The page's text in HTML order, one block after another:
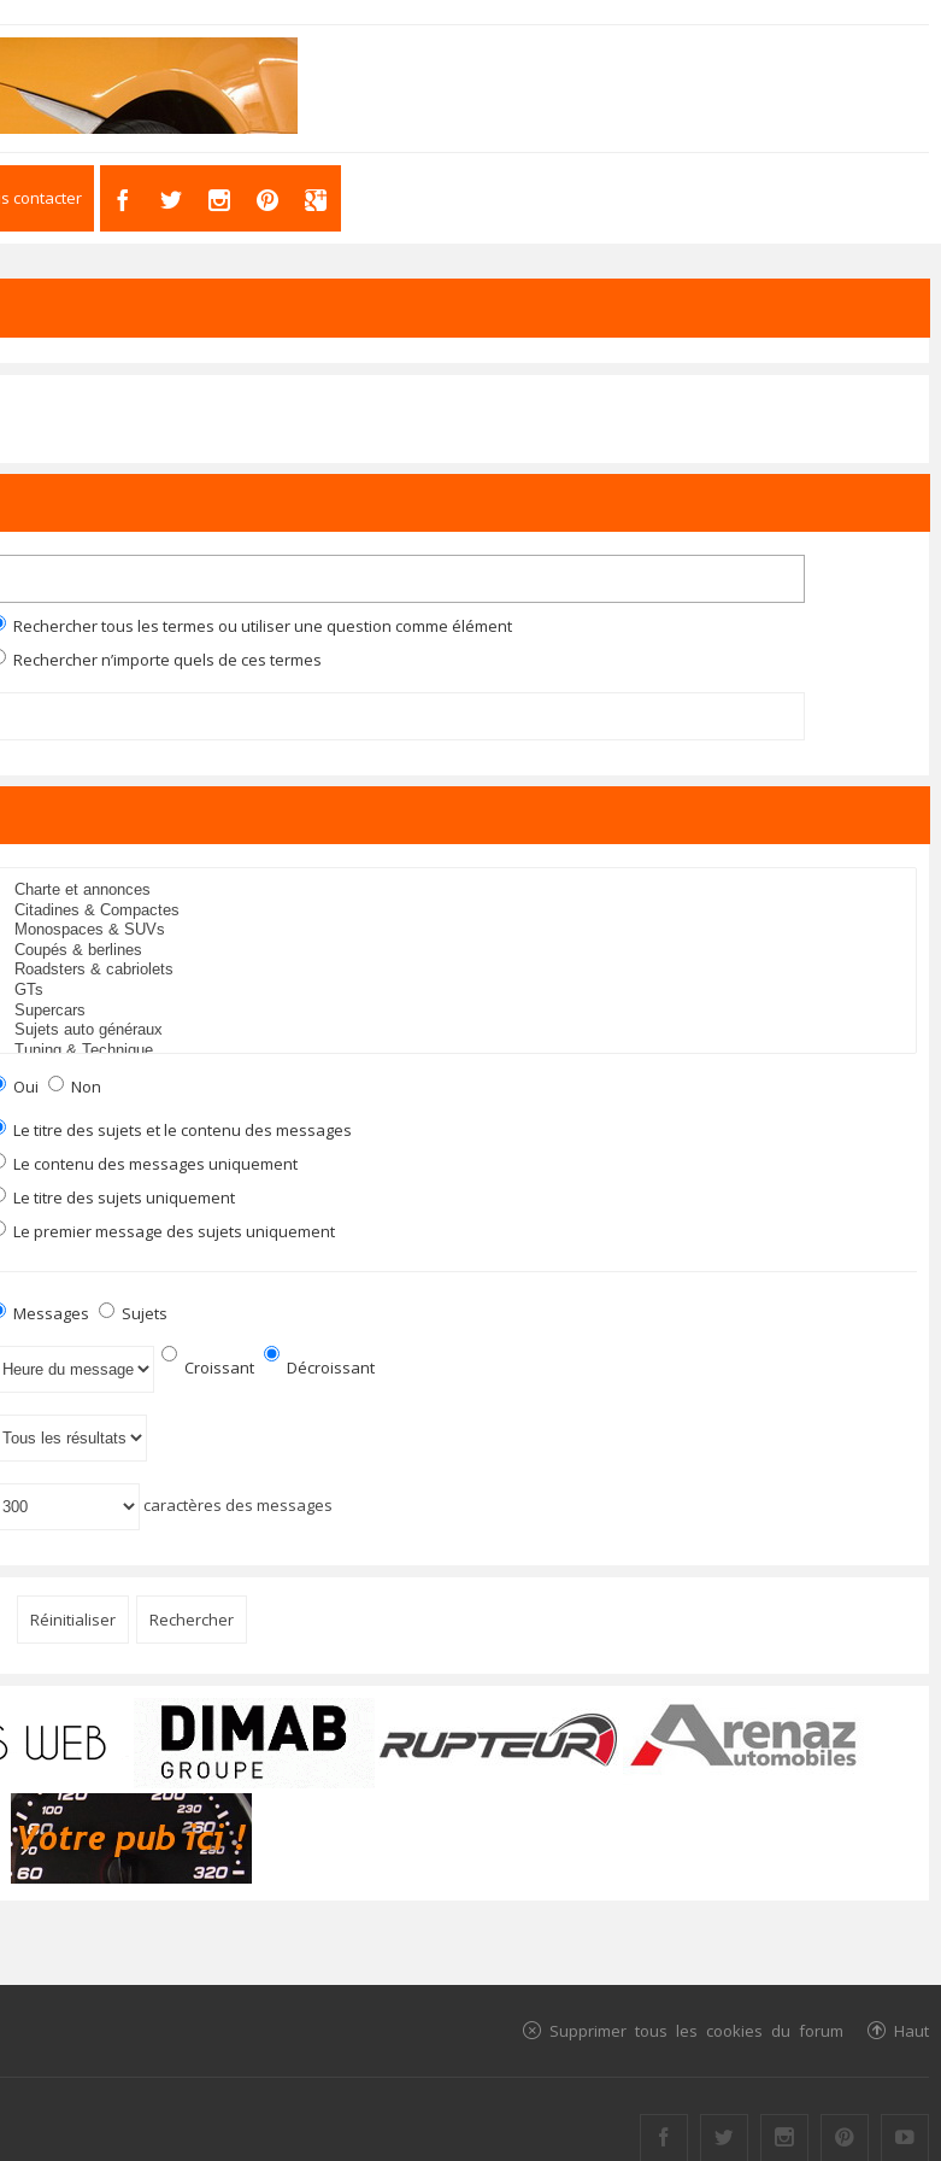
contacter
Rechercher tous les termes ou utiliser une question comme élément
Rechercher n’importe quels de ces termes
Oui
Non
Le titre des sujets et le contenu des messages
Le contenu des messages uniquement
Le titre des sujets uniquement
Le premier message des sujets uniquement
Messages
Sujets
Croissant Décroissant
caractères des messages
Haut
Supprimer tous les cookies du forum